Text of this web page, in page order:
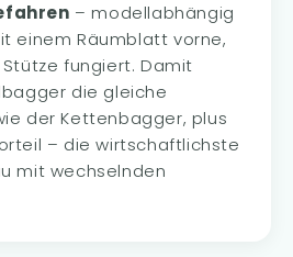
– modellabhängig
einem Räumblatt vorne,
fungiert. Damit
die gleiche
der Kettenbagger, plus
– die wirtschaftlichste
mit wechselnden